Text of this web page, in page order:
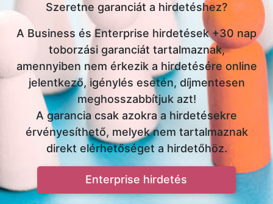
Szeretne garanciát a hirdetéshez?
A Business és Enterprise hirdetések +30 nap
toborzási garanciát tartalmaznak,
amennyiben nem érkezik a hirdetésére online
jelentkező, igénylés esetén, díjmentesen
meghosszabbítjuk azt!
A garancia csak azokra a hirdetésekre
érvényesíthető, melyek nem tartalmaznak
direkt elérhetőséget a hirdetőhöz.
Enterprise hirdetés